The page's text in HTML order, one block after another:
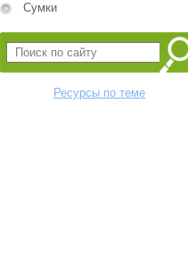
Сумки
Ресурсы по теме